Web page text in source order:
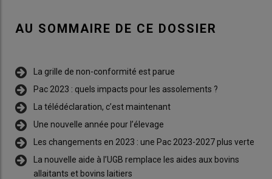
AU SOMMAIRE DE CE DOSSIER
La grille de non-conformité est parue
Pac 2023 : quels impacts pour les assolements ?
La télédéclaration, c’est maintenant
Une nouvelle année pour l’élevage
Les changements en 2023 : une Pac 2023-2027 plus verte
La nouvelle aide à l’UGB remplace les aides aux bovins
allaitants et bovins laitiers